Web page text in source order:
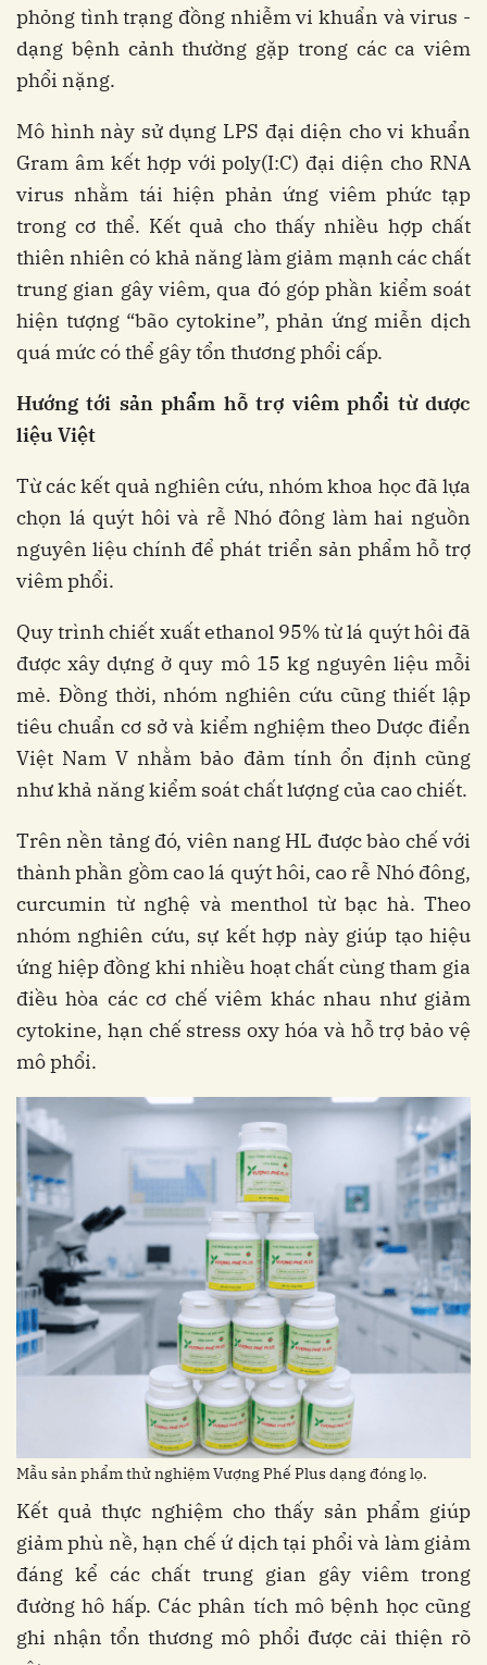
phỏng tình trạng đồng nhiễm vi khuẩn và virus -
dạng bệnh cảnh thường gặp trong các ca viêm
phổi nặng.
Mô hình này sử dụng LPS đại diện cho vi khuẩn
Gram âm kết hợp với poly(I:C) đại diện cho RNA
virus nhằm tái hiện phản ứng viêm phức tạp
trong cơ thể. Kết quả cho thấy nhiều hợp chất
thiên nhiên có khả năng làm giảm mạnh các chất
trung gian gây viêm, qua đó góp phần kiểm soát
hiện tượng “bão cytokine”, phản ứng miễn dịch
quá mức có thể gây tổn thương phổi cấp.
Hướng tới sản phẩm hỗ trợ viêm phổi từ dược
liệu Việt
Từ các kết quả nghiên cứu, nhóm khoa học đã lựa
chọn lá quýt hôi và rễ Nhó đông làm hai nguồn
nguyên liệu chính để phát triển sản phẩm hỗ trợ
viêm phổi.
Quy trình chiết xuất ethanol 95% từ lá quýt hôi đã
được xây dựng ở quy mô 15 kg nguyên liệu mỗi
mẻ. Đồng thời, nhóm nghiên cứu cũng thiết lập
tiêu chuẩn cơ sở và kiểm nghiệm theo Dược điển
Việt Nam V nhằm bảo đảm tính ổn định cũng
như khả năng kiểm soát chất lượng của cao chiết.
Trên nền tảng đó, viên nang HL được bào chế với
thành phần gồm cao lá quýt hôi, cao rễ Nhó đông,
curcumin từ nghệ và menthol từ bạc hà. Theo
nhóm nghiên cứu, sự kết hợp này giúp tạo hiệu
ứng hiệp đồng khi nhiều hoạt chất cùng tham gia
điều hòa các cơ chế viêm khác nhau như giảm
cytokine, hạn chế stress oxy hóa và hỗ trợ bảo vệ
mô phổi.
Mẫu sản phẩm thử nghiệm Vượng Phế Plus dạng đóng lọ.
Kết quả thực nghiệm cho thấy sản phẩm giúp
giảm phù nề, hạn chế ứ dịch tại phổi và làm giảm
đáng kể các chất trung gian gây viêm trong
đường hô hấp. Các phân tích mô bệnh học cũng
ghi nhận tổn thương mô phổi được cải thiện rõ